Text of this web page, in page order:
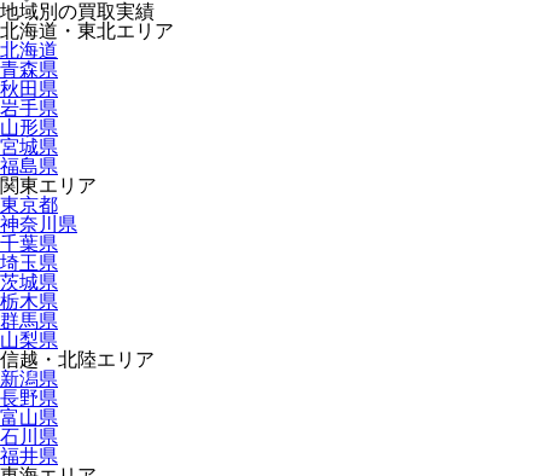
地域別の買取実績
北海道・東北エリア
北海道
青森県
秋田県
岩手県
山形県
宮城県
福島県
関東エリア
東京都
神奈川県
千葉県
埼玉県
茨城県
栃木県
群馬県
山梨県
信越・北陸エリア
新潟県
長野県
富山県
石川県
福井県